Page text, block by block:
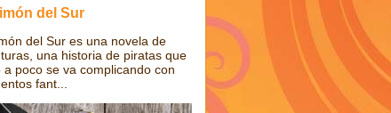
del Sur
del Sur es una novela de
una historia de piratas que
a poco se va complicando con
fant...